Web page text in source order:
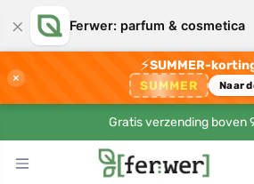
× Ferwer: parfum & cosmetica
×
⚡SUMMER-
SUMMER Naar
Gratis verzending boven